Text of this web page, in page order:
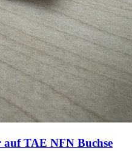
TAE NFN Buchse